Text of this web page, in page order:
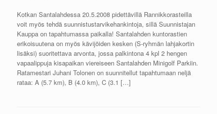
Kotkan Santalahdessa 20.5.2008 pidettävillä Rannikkorasteilla
voit myös tehdä suunnistustarvikehankintoja, sillä Suunnistajan
Kauppa on tapahtumassa paikalla! Santalahden kuntorastien
erikoisuutena on myös kävijöiden kesken (S-ryhmän lahjakortin
lisäksi) suoritettava arvonta, jossa palkintona 4 kpl 2 hengen
vapaalippuja kisapaikan viereiseen Santalahden Minigolf Parkiin.
Ratamestari Juhani Tolonen on suunnitellut tapahtumaan neljä
rataa: A (5.7 km), B (4.0 km), C (3.1 […]